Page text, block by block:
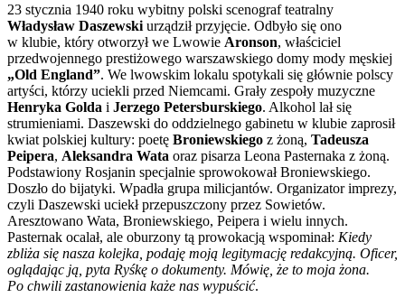
23 stycznia 1940 roku wybitny polski scenograf teatralny
Władysław Daszewski urządził przyjęcie. Odbyło się ono
w klubie, który otworzył we Lwowie Aronson, właściciel
przedwojennego prestiżowego warszawskiego domy mody męskiej
„Old England”. We lwowskim lokalu spotykali się głównie polscy
artyści, którzy uciekli przed Niemcami. Grały zespoły muzyczne
Henryka Golda i Jerzego Petersburskiego. Alkohol lał się
strumieniami. Daszewski do oddzielnego gabinetu w klubie zaprosił
kwiat polskiej kultury: poetę Broniewskiego z żoną, Tadeusza
Peipera, Aleksandra Wata oraz pisarza Leona Pasternaka z żoną.
Podstawiony Rosjanin specjalnie sprowokował Broniewskiego.
Doszło do bijatyki. Wpadła grupa milicjantów. Organizator imprezy,
czyli Daszewski uciekł przepuszczony przez Sowietów.
Aresztowano Wata, Broniewskiego, Peipera i wielu innych.
Pasternak ocalał, ale oburzony tą prowokacją wspominał: Kiedy
zbliża się nasza kolejka, podaję moją legitymację redakcyjną. Oficer,
oglądając ją, pyta Ryśkę o dokumenty. Mówię, że to moja żona.
Po chwili zastanowienia każe nas wypuścić.